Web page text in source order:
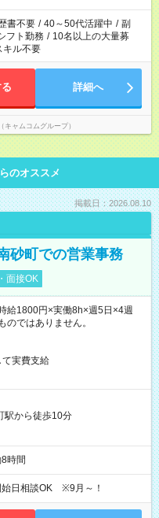
書不要 / 40～50代活躍中 / 副
フト勤務 / 10名以上の大量募
キル不要
詳細へ
キャムコムグループ）
のオススメ
掲載日：2026.08.10
砂町での営業事務
面接OK
1800円×実働8h×週5日×4週
ではありません。
実費支給
駅から徒歩10分
時間
日相談OK ※9月～！